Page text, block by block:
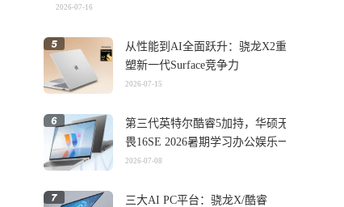
位
2026-07-16
从性能到AI全面跃升：骁龙X2重
塑新一代Surface竞争力
2026-07-15
第三代英特尔酷睿5加持，华硕无
畏16SE 2026暑期学习办公娱乐一
机搞定
2026-07-08
三大AI PC平台：骁龙X/酷睿